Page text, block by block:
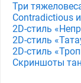
Три
Contradictious
2D-стиль
2D-стиль
2D-стиль
Скриншоты